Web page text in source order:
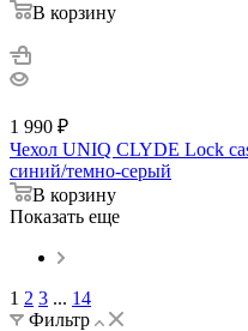
В корзину
1 990 ₽
Чехол UNIQ CLYDE Lock
синий/темно-серый
В корзину
Показать еще
1 2 3 ... 14
Фильтр